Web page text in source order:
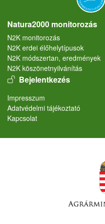
Natura2000 monitorozás
N2K monitorozás
N2K erdei élőhelytípusok
N2K módszertan, eredmények
N2K köszönetnyilvánítás
User account menu
Bejelentkezés
Lábléc
Impresszum
Adatvédelmi tájékoztató
Kapcsolat